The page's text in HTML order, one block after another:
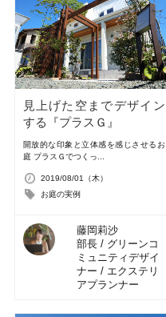
見上げた空までデザイン
する『プラスＧ』
開放的な印象と立体感を感じさせるお
庭 プラスＧでつくっ...
2019/08/01（木）
お庭の実例
藤岡莉沙
部長 / グリーンコ
ミュニティデザイ
ナー / エクステリ
アプランナー